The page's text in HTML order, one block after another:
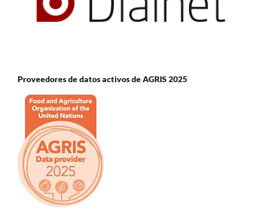
Proveedores de datos activos de AGRIS 2025